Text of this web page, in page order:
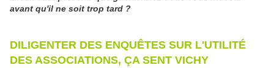
avant qu'il ne soit trop tard ?
DILIGENTER DES ENQUÊTES SUR L'UTILITÉ
DES ASSOCIATIONS, ÇA SENT VICHY